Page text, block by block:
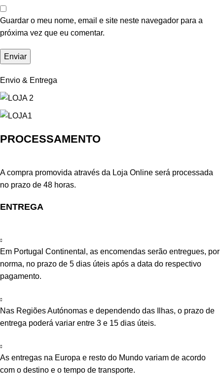
Guardar o meu nome, email e site neste navegador para a
próxima vez que eu comentar.
Envio & Entrega
PROCESSAMENTO
A compra promovida através da Loja Online será processada
no prazo de 48 horas.
ENTREGA
Em Portugal Continental, as encomendas serão entregues, por
norma, no prazo de 5 dias úteis após a data do respectivo
pagamento.
Nas Regiões Autónomas e dependendo das Ilhas, o prazo de
entrega poderá variar entre 3 e 15 dias úteis.
As entregas na Europa e resto do Mundo variam de acordo
com o destino e o tempo de transporte.